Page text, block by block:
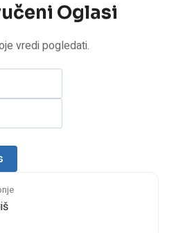
Oglasi
vredi pogledati.